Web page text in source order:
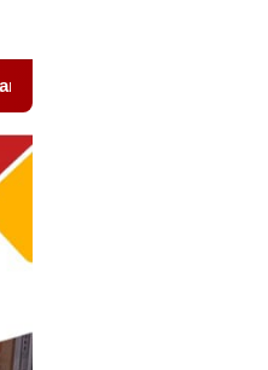
Dhuafa Al-Aqsho Batam